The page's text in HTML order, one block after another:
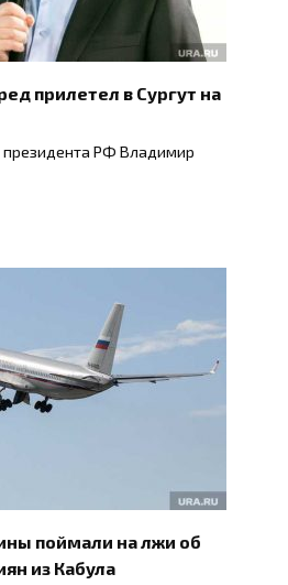
прилетел в Сургут на
президента РФ Владимир
поймали на лжи об
из Кабула